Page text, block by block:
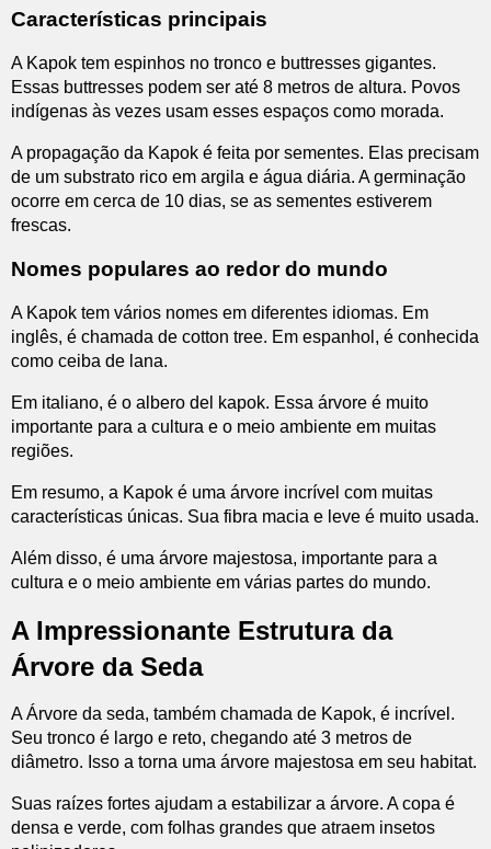
Características principais
A Kapok tem espinhos no tronco e buttresses gigantes.
Essas buttresses podem ser até 8 metros de altura. Povos
indígenas às vezes usam esses espaços como morada.
A propagação da Kapok é feita por sementes. Elas precisam
de um substrato rico em argila e água diária. A germinação
ocorre em cerca de 10 dias, se as sementes estiverem
frescas.
Nomes populares ao redor do mundo
A Kapok tem vários nomes em diferentes idiomas. Em
inglês, é chamada de cotton tree. Em espanhol, é conhecida
como ceiba de lana.
Em italiano, é o albero del kapok. Essa árvore é muito
importante para a cultura e o meio ambiente em muitas
regiões.
Em resumo, a Kapok é uma árvore incrível com muitas
características únicas. Sua fibra macia e leve é muito usada.
Além disso, é uma árvore majestosa, importante para a
cultura e o meio ambiente em várias partes do mundo.
A Impressionante Estrutura da
Árvore da Seda
A Árvore da seda, também chamada de Kapok, é incrível.
Seu tronco é largo e reto, chegando até 3 metros de
diâmetro. Isso a torna uma árvore majestosa em seu habitat.
Suas raízes fortes ajudam a estabilizar a árvore. A copa é
densa e verde, com folhas grandes que atraem insetos